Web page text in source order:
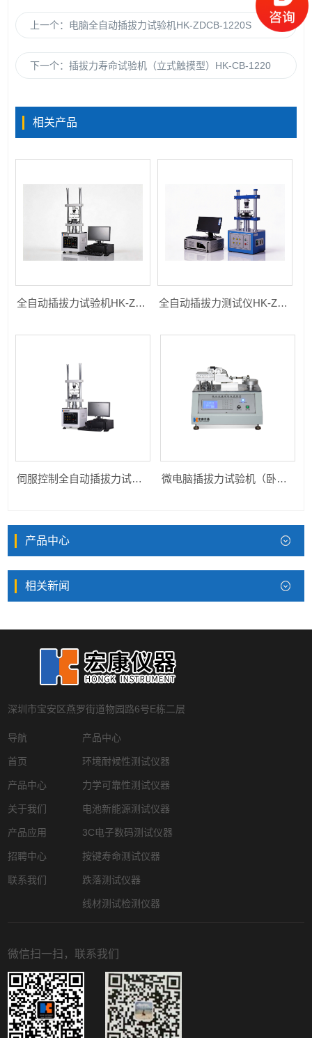
上一个： 电脑全自动插拔力试验机HK-ZDCB-1220S
下一个：插拔力寿命试验机（立式触摸型）HK-CB-1220
相关产品
全自动插拔力试验机HK-ZDCB-1220S 全自动插拔力测试仪HK-ZDCB-1220S
伺服控制全自动插拔力试验机HK-ZDCB-1220S 微电脑插拔力试验机（卧式型）HK-WCBL-D1
产品中心
相关新闻
深圳市宝安区燕罗街道物园路6号E栋二层
导航
首页
产品中心
关于我们
产品应用
招聘中心
联系我们
产品中心
环境耐候性测试仪器
力学可靠性测试仪器
电池新能源测试仪器
3C电子数码测试仪器
按键寿命测试仪器
跌落测试仪器
线材测试检测仪器
微信扫一扫，联系我们